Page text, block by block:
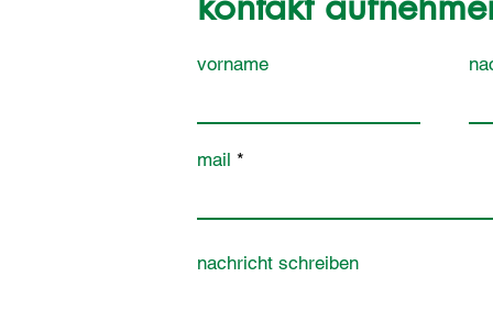
vorname
mail
nachricht schreiben